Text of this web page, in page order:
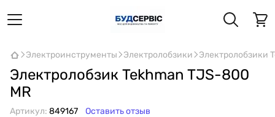
Электроинструменты Электролобзики Электролобзики
Электролобзик Tekhman TJS-800
MR
Артикул: 849167 Оставить отзыв